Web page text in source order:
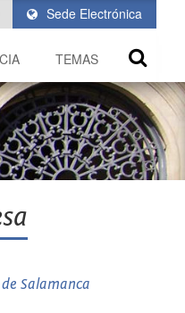
Sede Electrónica
TEMAS
Salamanca